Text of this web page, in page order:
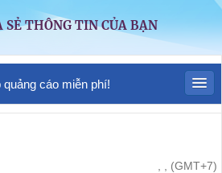
SẺ THÔNG TIN CỦA BẠN
cáo miễn phí!
, , (GMT+7)